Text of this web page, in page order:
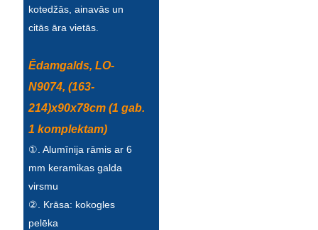
kotedžās, ainavās un
citās āra vietās.
Ēdamgalds, LO-
N9074, (163-
214)x90x78cm (1 gab.
1 komplektam)
①. Alumīnija rāmis ar 6
mm keramikas galda
virsmu
②. Krāsa: kokogles
pelēka